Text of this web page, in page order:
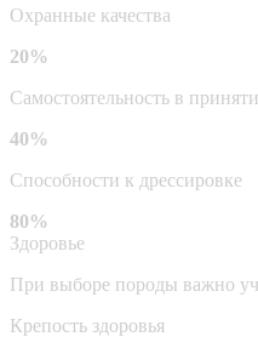
Охранные качества
20%
Самостоятельность в
40%
Способности к дрессировке
80%
Здоровье
При выборе породы важно
Крепость здоровья